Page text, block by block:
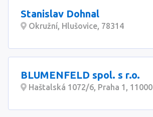
Stanislav Dohnal
Okružní, Hlušovice, 78314
BLUMENFELD spol. s r.o.
Haštalská 1072/6, Praha 1, 11000